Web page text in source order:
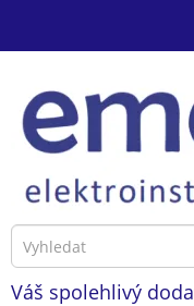
Váš spolehlivý